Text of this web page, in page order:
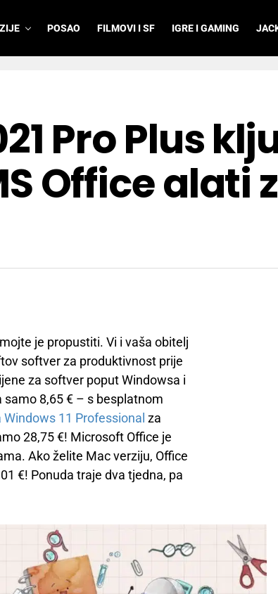
POSAO FILMOVI I SF IGRE I GAMING
Pro Plus
Office alati
je propustiti. Vi i vaša obitelj
softver za produktivnost prije
za softver poput Windowsa i
samo 8,65 € – s besplatnom
Windows 11 Professional za
28,75 €! Microsoft Office je
Ako želite Mac verziju, Office
€! Ponuda traje dva tjedna, pa